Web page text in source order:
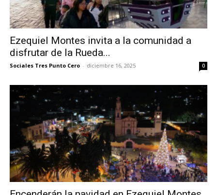
Ezequiel Montes invita a la comunidad a
disfrutar de la Rueda...
Sociales Tres Punto Cero - diciembre 16, 2025 0